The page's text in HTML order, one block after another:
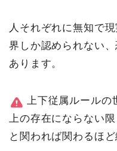
人それぞれに無知で
界しか認められない
あります。
上下従属ルール
上の存在にならない
と関われば関わるほど